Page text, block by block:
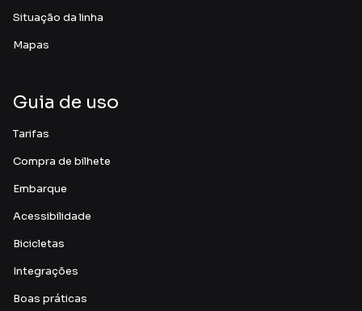
Situação da linha
Mapas
Guia de uso
Tarifas
Compra de bilhete
Embarque
Acessibilidade
Bicicletas
Integrações
Boas práticas